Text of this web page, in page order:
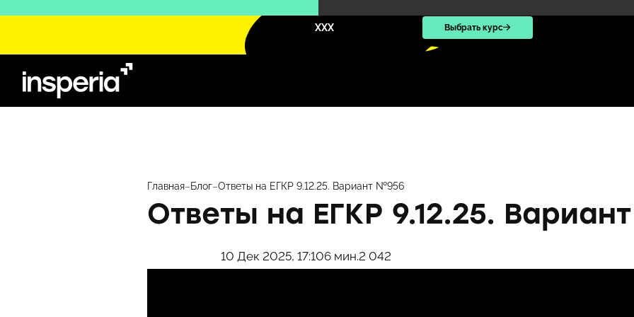
XXX Выбрать курс
Главная–Блог–Ответы на ЕГКР 9.12.25. Вариант №956
Ответы на ЕГКР 9.12.25.
10 Дек 2025, 17:106 мин.2 042